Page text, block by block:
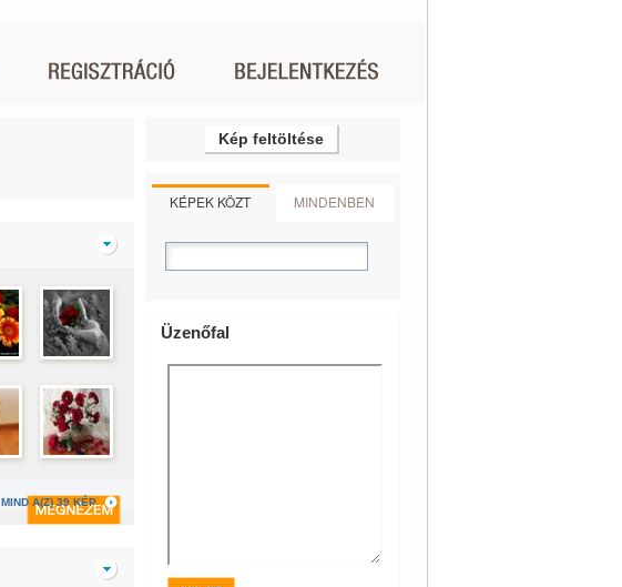
MIND A(Z) 39 KÉP
Kép feltöltése
KÉPEK KÖZT MINDENBEN
Üzenőfal